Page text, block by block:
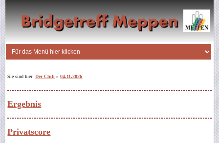
Sie sind hier:Der Club »04.11.2026
Ergebnis
Privatscore